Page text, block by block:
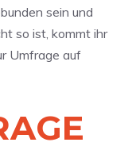
sein und
so ist, kommt ihr
Umfrage auf